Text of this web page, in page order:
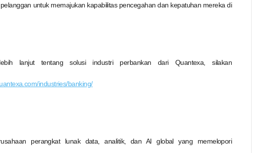
untuk memajukan kapabilitas pencegahan dan kepatuhan mereka di
lanjut tentang solusi industri perbankan dari Quantexa, silakan
industries/banking/
perangkat lunak data, analitik, dan AI global yang memelopori